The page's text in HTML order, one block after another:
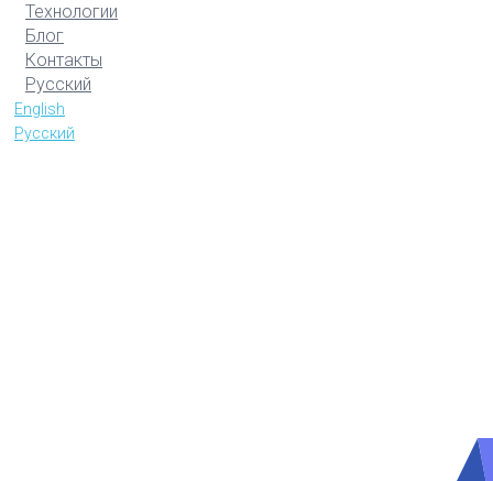
Технологии
Блог
Контакты
Русский
English
Русский